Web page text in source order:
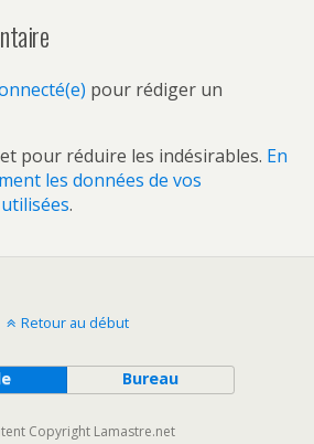
pour rédiger un
pour réduire les indésirables. En
les données de vos
.
Retour au début
Bureau
Copyright Lamastre.net